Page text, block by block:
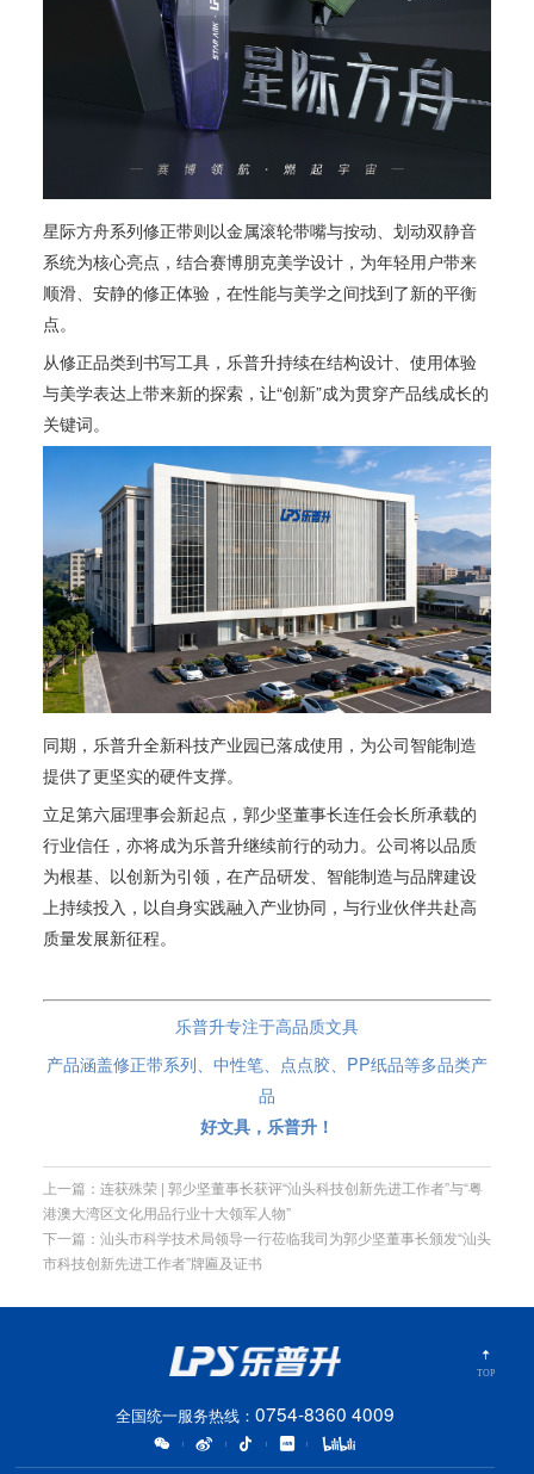
星际方舟系列修正带则以金属滚轮带嘴与按动、划动双静音
系统为核心亮点，结合赛博朋克美学设计，为年轻用户带来
顺滑、安静的修正体验，在性能与美学之间找到了新的平衡
点。
从修正品类到书写工具，乐普升持续在结构设计、使用体验
与美学表达上带来新的探索，让“创新”成为贯穿产品线成长的
关键词。
同期，乐普升全新科技产业园已落成使用，为公司智能制造
提供了更坚实的硬件支撑。
立足第六届理事会新起点，郭少坚董事长连任会长所承载的
行业信任，亦将成为乐普升继续前行的动力。公司将以品质
为根基、以创新为引领，在产品研发、智能制造与品牌建设
上持续投入，以自身实践融入产业协同，与行业伙伴共赴高
质量发展新征程。
乐普升专注于高品质文具
产品涵盖修正带系列、 中性笔 点点胶 、PP纸品等多品类产
品
好文具，乐普升！
上一篇：连获殊荣 | 郭少坚董事长获评“汕头科技创新先进工作者”与“粤
港澳大湾区文化用品行业十大领军人物”
下一篇：汕头市科学技术局领导一行莅临我司为郭少坚董事长颁发“汕头
市科技创新先进工作者”牌匾及证书
全国统一服务热线： 0754-8360 4009
| | | |
TOP